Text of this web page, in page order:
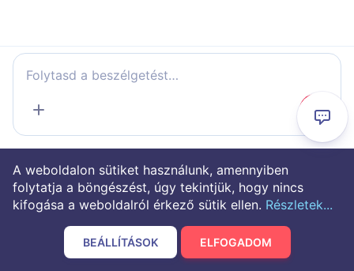
Folytasd a beszélgetést…
A weboldalon sütiket használunk, amennyiben
folytatja a böngészést, úgy tekintjük, hogy nincs
kifogása a weboldalról érkező sütik ellen. Részletek...
BEÁLLÍTÁSOK ELFOGADOM